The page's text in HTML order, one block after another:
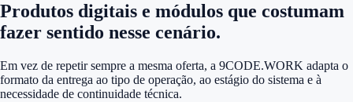
Produtos digitais e módulos que costumam
fazer sentido nesse cenário.
Em vez de repetir sempre a mesma oferta, a 9CODE.WORK adapta o
formato da entrega ao tipo de operação, ao estágio do sistema e à
necessidade de continuidade técnica.